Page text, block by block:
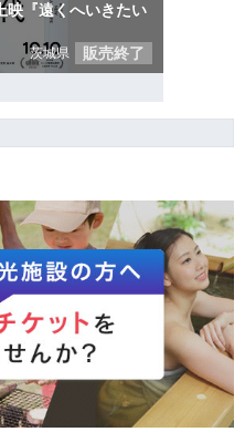
映『遠くへいきたい
茨城県 販売終了